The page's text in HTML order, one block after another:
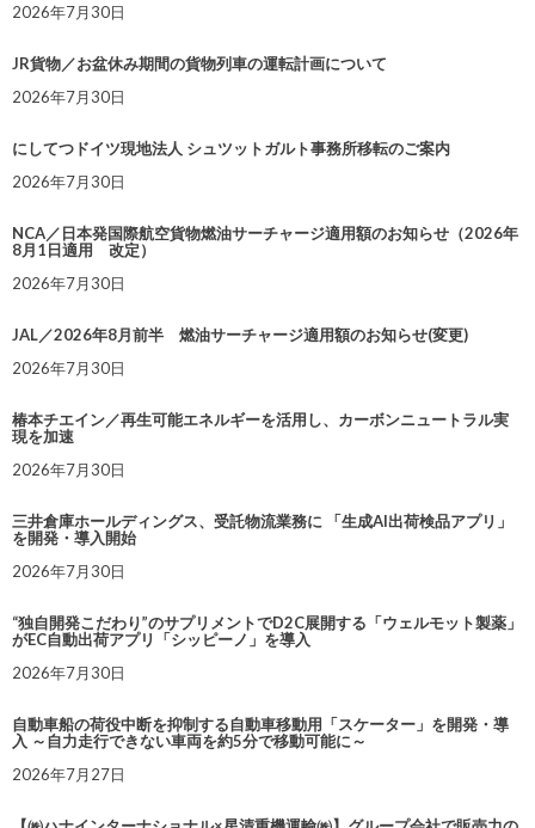
2026年7月30日
JR貨物／お盆休み期間の貨物列車の運転計画について
2026年7月30日
にしてつドイツ現地法人 シュツットガルト事務所移転のご案内
2026年7月30日
NCA／日本発国際航空貨物燃油サーチャージ適用額のお知らせ（2026年
8月1日適用 改定）
2026年7月30日
JAL／2026年8月前半 燃油サーチャージ適用額のお知らせ(変更)
2026年7月30日
椿本チエイン／再生可能エネルギーを活用し、カーボンニュートラル実
現を加速
2026年7月30日
三井倉庫ホールディングス、受託物流業務に 「生成AI出荷検品アプリ」
を開発・導入開始
2026年7月30日
“独自開発こだわり”のサプリメントでD2C展開する「ウェルモット製薬」
がEC自動出荷アプリ「シッピーノ」を導入
2026年7月30日
自動車船の荷役中断を抑制する自動車移動用「スケーター」を開発・導
入 ～自力走行できない車両を約5分で移動可能に～
2026年7月27日